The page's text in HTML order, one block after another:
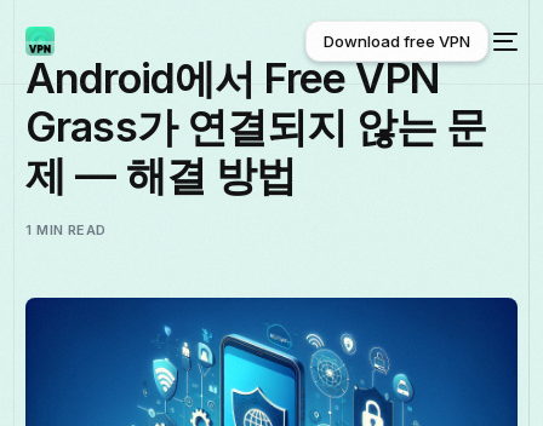
Download free VPN
Download free VPN
Android에서 Free VPN
Grass가 연결되지 않는 문
제 — 해결 방법
1 MIN READ